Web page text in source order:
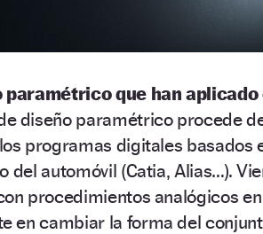
paramétrico que han
diseño paramétrico procede
programas digitales basados
del automóvil (Catia, Alias…).
procedimientos analógicos
en cambiar la forma del